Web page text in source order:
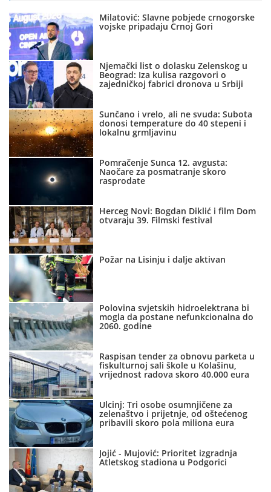
Milatović: Slavne pobjede crnogorske
vojske pripadaju Crnoj Gori
Njemački list o dolasku Zelenskog u
Beograd: Iza kulisa razgovori o
zajedničkoj fabrici dronova u Srbiji
Sunčano i vrelo, ali ne svuda: Subota
donosi temperature do 40 stepeni i
lokalnu grmljavinu
Pomračenje Sunca 12. avgusta:
Naočare za posmatranje skoro
rasprodate
Herceg Novi: Bogdan Diklić i film Dom
otvaraju 39. Filmski festival
Požar na Lisinju i dalje aktivan
Polovina svjetskih hidroelektrana bi
mogla da postane nefunkcionalna do
2060. godine
Raspisan tender za obnovu parketa u
fiskulturnoj sali škole u Kolašinu,
vrijednost radova skoro 40.000 eura
Ulcinj: Tri osobe osumnjičene za
zelenaštvo i prijetnje, od oštećenog
pribavili skoro pola miliona eura
Jojić - Mujović: Prioritet izgradnja
Atletskog stadiona u Podgorici